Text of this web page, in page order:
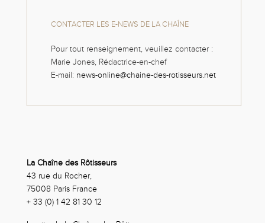
CONTACTER LES E-NEWS DE LA CHAÎNE
Pour tout renseignement, veuillez contacter :
Marie Jones, Rédactrice-en-chef
E-mail: news-online@chaine-des-rotisseurs.net
La Chaîne des Rôtisseurs
43 rue du Rocher,
75008 Paris France
+ 33 (0) 1 42 81 30 12